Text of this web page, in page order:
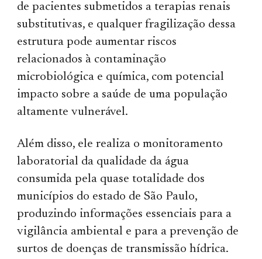
de pacientes submetidos a terapias renais
substitutivas, e qualquer fragilização dessa
estrutura pode aumentar riscos
relacionados à contaminação
microbiológica e química, com potencial
impacto sobre a saúde de uma população
altamente vulnerável.
Além disso, ele realiza o monitoramento
laboratorial da qualidade da água
consumida pela quase totalidade dos
municípios do estado de São Paulo,
produzindo informações essenciais para a
vigilância ambiental e para a prevenção de
surtos de doenças de transmissão hídrica.